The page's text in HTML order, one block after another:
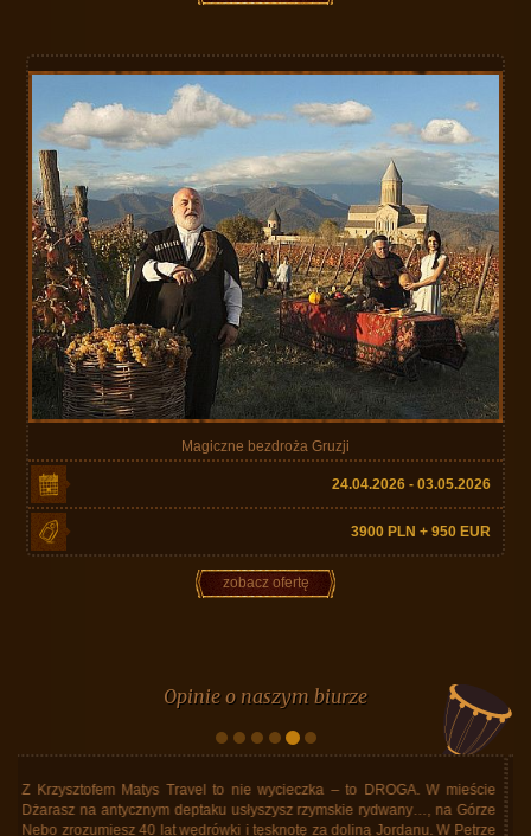
Magiczne bezdroża Gruzji
24.04.2026 - 03.05.2026
3900 PLN + 950 EUR
zobacz ofertę
Opinie o naszym biurze
Pierwszy raz pojechaliśmy za granicę z Matys Travel. Były pewne obawy.
Dotychczas mieliśmy pewne doświadczenia wyłącznie z wielkimi biurami
podróży. Rzeczywistość przerosła wszelkie nasze oczekiwania. Byliśmy w